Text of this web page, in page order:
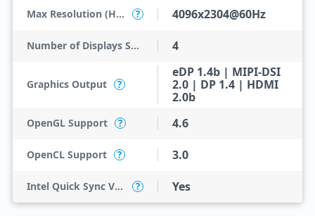
Max Resolution (HDMI) ? 4096x2304@60Hz
Number of Displays Supported 4
Graphics Output ?
eDP 1.4b | MIPI-DSI
2.0 | DP 1.4 | HDMI
2.0b
OpenGL Support ? 4.6
OpenCL Support ? 3.0
Intel Quick Sync Video ? Yes